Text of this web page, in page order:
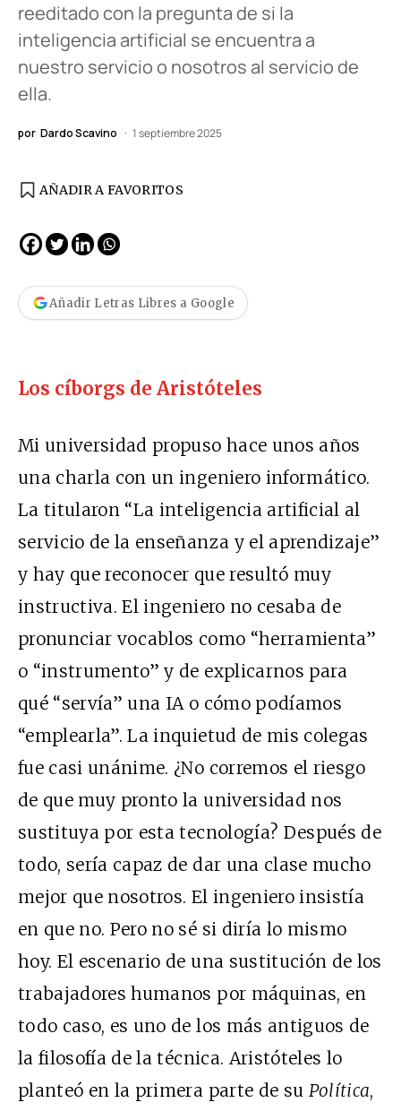
reeditado con la pregunta de si la
inteligencia artificial se encuentra a
nuestro servicio o nosotros al servicio de
ella.
por Dardo Scavino 1 septiembre 2025
AÑADIR A FAVORITOS
Añadir Letras Libres a Google
Los cíborgs de Aristóteles
Mi universidad propuso hace unos años
una charla con un ingeniero informático.
La titularon “La inteligencia artificial al
servicio de la enseñanza y el aprendizaje”
y hay que reconocer que resultó muy
instructiva. El ingeniero no cesaba de
pronunciar vocablos como “herramienta”
o “instrumento” y de explicarnos para
qué “servía” una IA o cómo podíamos
“emplearla”. La inquietud de mis colegas
fue casi unánime. ¿No corremos el riesgo
de que muy pronto la universidad nos
sustituya por esta tecnología? Después de
todo, sería capaz de dar una clase mucho
mejor que nosotros. El ingeniero insistía
en que no. Pero no sé si diría lo mismo
hoy. El escenario de una sustitución de los
trabajadores humanos por máquinas, en
todo caso, es uno de los más antiguos de
la filosofía de la técnica. Aristóteles lo
planteó en la primera parte de su Política,